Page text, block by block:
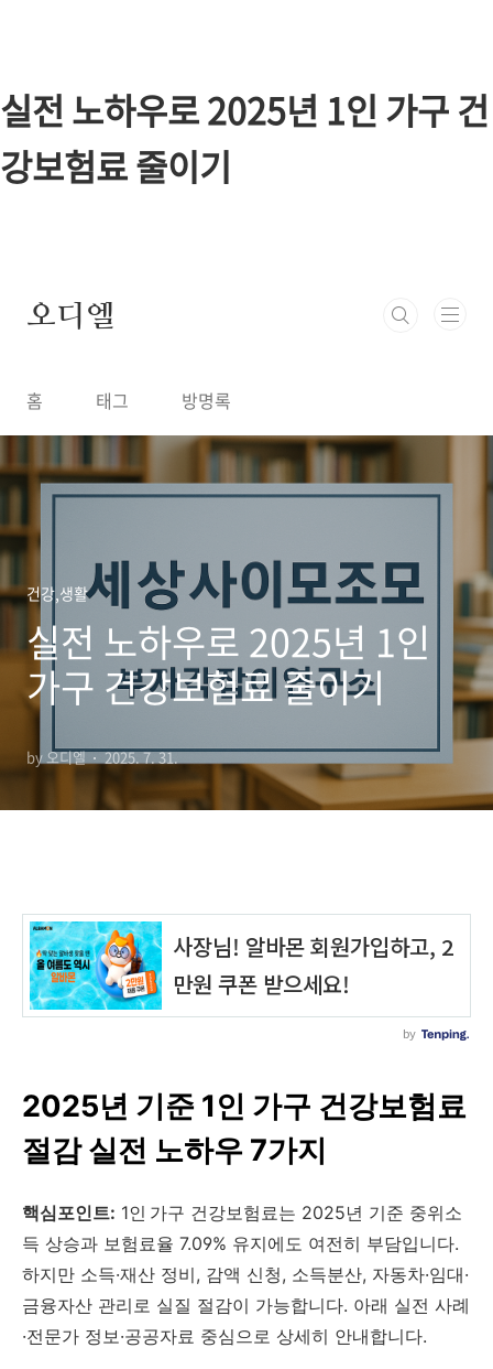
실전 노하우로 2025년 1인 가구 건
강보험료 줄이기
오디엘
홈 태그 방명록
건강,생활
실전 노하우로 2025년 1인
가구 건강보험료 줄이기
by 오디엘 2025. 7. 31.
2025년 기준 1인 가구 건강보험료
절감 실전 노하우 7가지
핵심포인트: 1인 가구 건강보험료는 2025년 기준 중위소
득 상승과 보험료율 7.09% 유지에도 여전히 부담입니다.
하지만 소득·재산 정비, 감액 신청, 소득분산, 자동차·임대·
금융자산 관리로 실질 절감이 가능합니다. 아래 실전 사례
·전문가 정보·공공자료 중심으로 상세히 안내합니다.